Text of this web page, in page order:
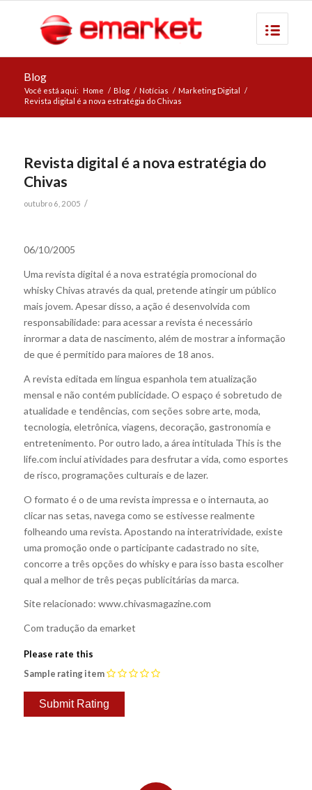
Blog
Você está aqui: Home / Blog / Notícias / Marketing Digital /
Revista digital é a nova estratégia do Chivas
Revista digital é a nova estratégia do
Chivas
outubro 6, 2005 /
06/10/2005
Uma revista digital é a nova estratégia promocional do
whisky Chivas através da qual, pretende atingir um público
mais jovem. Apesar disso, a ação é desenvolvida com
responsabilidade: para acessar a revista é necessário
inrormar a data de nascimento, além de mostrar a informação
de que é permitido para maiores de 18 anos.
A revista editada em língua espanhola tem atualização
mensal e não contém publicidade. O espaço é sobretudo de
atualidade e tendências, com seções sobre arte, moda,
tecnologia, eletrônica, viagens, decoração, gastronomía e
entretenimento. Por outro lado, a área intitulada This is the
life.com inclui atividades para desfrutar a vida, como esportes
de risco, programações culturais e de lazer.
O formato é o de uma revista impressa e o internauta, ao
clicar nas setas, navega como se estivesse realmente
folheando uma revista. Apostando na interatrividade, existe
uma promoção onde o participante cadastrado no site,
concorre a três opções do whisky e para isso basta escolher
qual a melhor de três peças publicitárias da marca.
Site relacionado: www.chivasmagazine.com
Com tradução da emarket
Please rate this
Sample rating item